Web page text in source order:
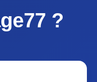
?